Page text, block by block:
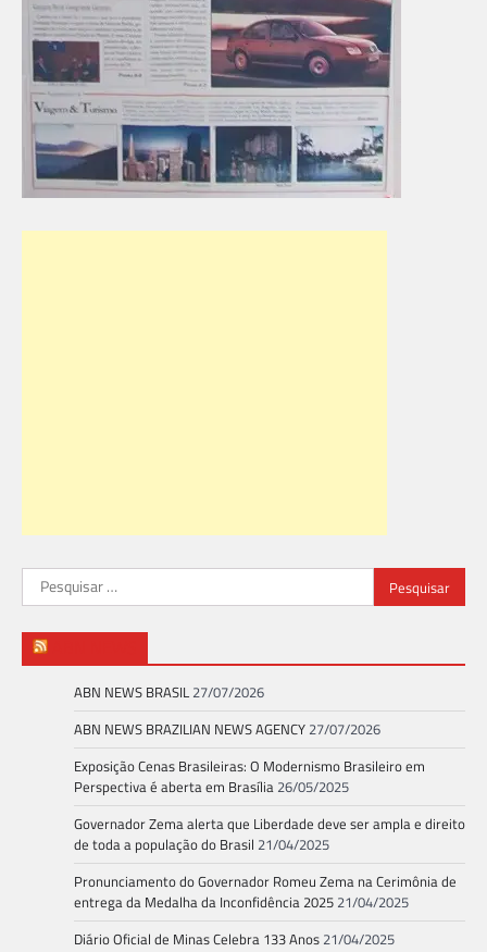
Pesquisar
por:
ABN NEWS BRASIL 27/07/2026
ABN NEWS BRAZILIAN NEWS AGENCY 27/07/2026
Exposição Cenas Brasileiras: O Modernismo Brasileiro em
Perspectiva é aberta em Brasília 26/05/2025
Governador Zema alerta que Liberdade deve ser ampla e direito
de toda a população do Brasil 21/04/2025
Pronunciamento do Governador Romeu Zema na Cerimônia de
entrega da Medalha da Inconfidência 2025 21/04/2025
Diário Oficial de Minas Celebra 133 Anos 21/04/2025